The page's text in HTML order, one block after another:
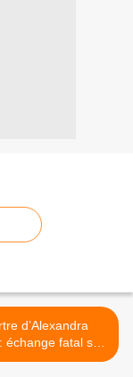
d’Alexandra
échange fatal sur
dans "Enquêtes